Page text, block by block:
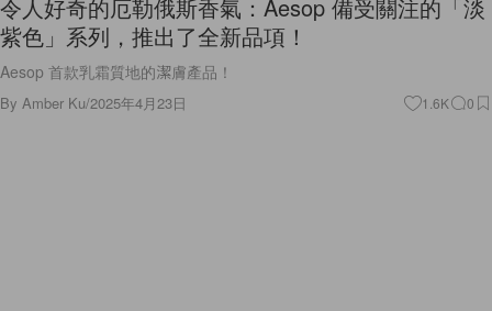
令人好奇的厄勒俄斯香氣：Aesop 備受關注的「淡
紫色」系列，推出了全新品項！
Aesop 首款乳霜質地的潔膚產品！
By Amber Ku/2025年4月23日 1.6K 0